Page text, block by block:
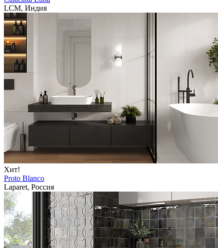
LCM, Индия
Хит!
Proto Blanco
Laparet, Россия